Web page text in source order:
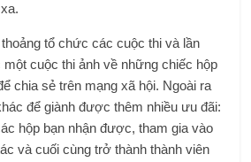
tổ chức các cuộc thi và lần
một cuộc thi ảnh về những chiếc hộp
chia sẻ trên mạng xã hội. Ngoài ra
để giành được thêm nhiều ưu đãi:
hộp bạn nhận được, tham gia vào
và cuối cùng trở thành thành viên